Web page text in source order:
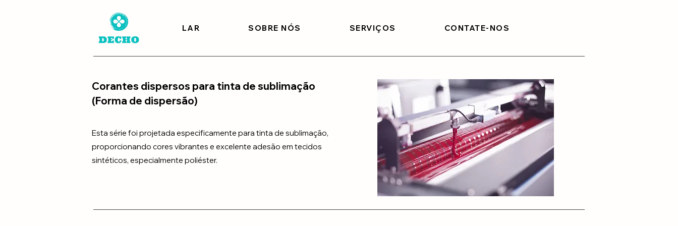
LAR SOBRE NÓS SERVIÇOS CONTATE-NOS
Corantes dispersos para tinta de sublimação
(Forma de dispersão)
Esta série foi projetada especificamente para tinta de sublimação,
proporcionando cores vibrantes e excelente adesão em tecidos
sintéticos, especialmente poliéster.